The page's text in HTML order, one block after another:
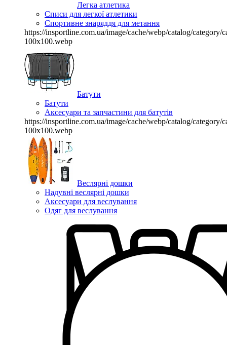
Легка атлетика
Списи для легкої атлетики
Спортивне знаряддя для метання
https://insportline.com.ua/image/cache/webp/catalog/category/
100x100.webp
Батути
Батути
Аксесуари та запчастини для батутів
https://insportline.com.ua/image/cache/webp/catalog/category/
100x100.webp
Веслярні дошки
Надувні веслярні дошки
Аксесуари для веслування
Одяг для веслування